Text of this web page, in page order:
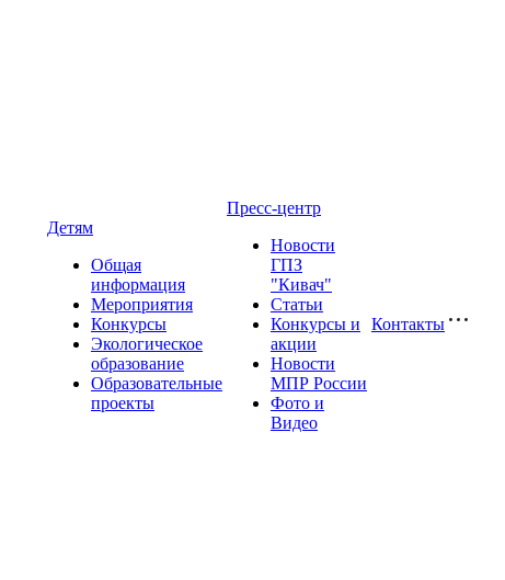
Детям
Общая
информация
Мероприятия
Конкурсы
Экологическое
образование
Образовательные
проекты
Пресс-центр
Новости
ГПЗ
"Кивач"
Статьи
Конкурсы и
акции
Новости
МПР России
Фото и
Видео
Контакты